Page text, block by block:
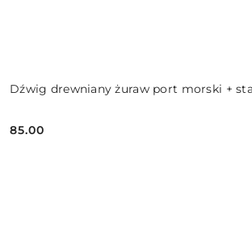
Dźwig drewniany żuraw port morski +
Cena:
85.00